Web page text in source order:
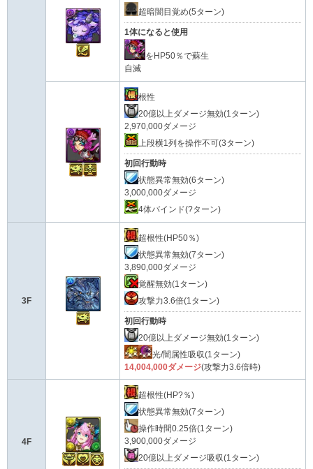
超暗闇目覚め(5ターン)
1体になると使用
をHP50％で蘇生
自滅
根性
20億以上ダメージ無効(1ターン)
2,970,000ダメージ
上段横1列を操作不可(3ターン)
初回行動時
状態異常無効(6ターン)
3,000,000ダメージ
4体バインド(?ターン)
3F
超根性(HP50％)
状態異常無効(7ターン)
3,890,000ダメージ
覚醒無効(1ターン)
攻撃力3.6倍(1ターン)
初回行動時
20億以上ダメージ無効(1ターン)
光/闇属性吸収(1ターン)
14,004,000ダメージ(攻撃力3.6倍時)
4F
超根性(HP?％)
状態異常無効(7ターン)
操作時間0.25倍(1ターン)
3,900,000ダメージ
20億以上ダメージ吸収(1ターン)